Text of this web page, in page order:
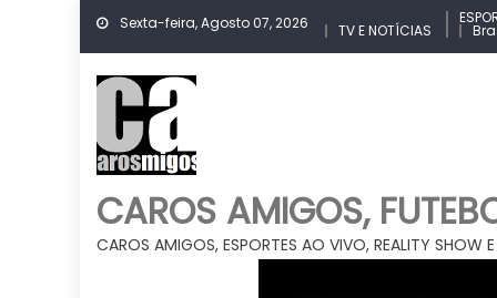
Skip
Sexta-feira, Agosto 07, 2026 TV E NOTÍCIAS
CAROS AMIGOS,
CAROS AMIGOS, ESPORTES AO VIVO, REALITY SHOW